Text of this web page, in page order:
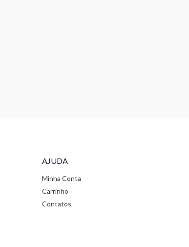
AJUDA
Minha Conta
Carrinho
Contatos